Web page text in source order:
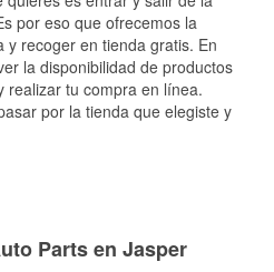
por eso que ofrecemos la
recoger en tienda gratis. En
la disponibilidad de productos
realizar tu compra en línea.
por la tienda que elegiste y
Parts en Jasper